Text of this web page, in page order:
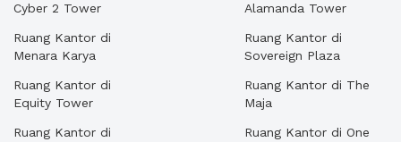
Cyber 2 Tower
Ruang Kantor di
Menara Karya
Ruang Kantor di
Equity Tower
Ruang Kantor di
Alamanda Tower
Ruang Kantor di
Sovereign Plaza
Ruang Kantor di The
Maja
Ruang Kantor di One